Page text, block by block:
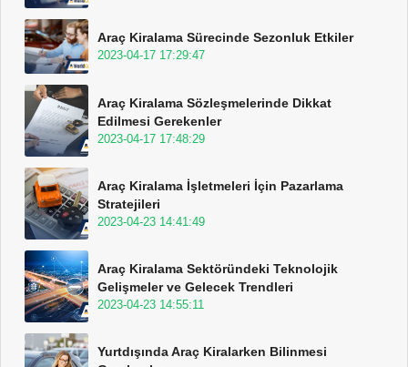
Araç Kiralama Sürecinde Sezonluk Etkiler
2023-04-17 17:29:47
Araç Kiralama Sözleşmelerinde Dikkat
Edilmesi Gerekenler
2023-04-17 17:48:29
Araç Kiralama İşletmeleri İçin Pazarlama
Stratejileri
2023-04-23 14:41:49
Araç Kiralama Sektöründeki Teknolojik
Gelişmeler ve Gelecek Trendleri
2023-04-23 14:55:11
Yurtdışında Araç Kiralarken Bilinmesi